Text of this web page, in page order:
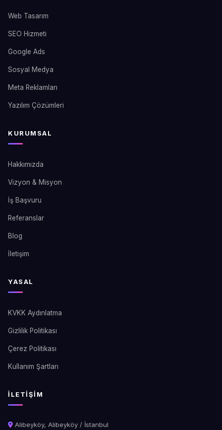
Web Tasarım
SEO Hizmeti
Google Ads
Sosyal Medya
Meta Reklamları
Yazılım Çözümleri
KURUMSAL
Hakkımızda
Vizyon & Misyon
İş Başvuru
Referanslar
Blog
İletişim
YASAL
KVKK Aydınlatma
Gizlilik Politikası
Çerez Politikası
Kullanım Şartları
İLETIŞIM
Alibeyköy, Alibeyköy / İstanbul